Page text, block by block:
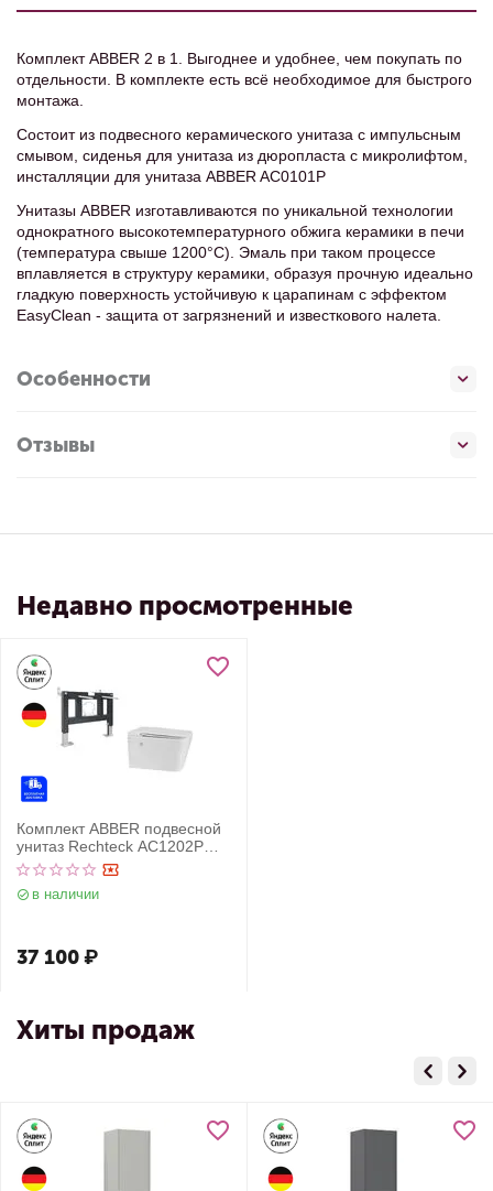
Комплект ABBER 2 в 1. Выгоднее и удобнее, чем покупать по
отдельности. В комплекте есть всё необходимое для быстрого
монтажа.
Состоит из подвесного керамического унитаза с импульсным
смывом, сиденья для унитаза из дюропласта с микролифтом,
инсталляции для унитаза ABBER AC0101P
Унитазы ABBER изготавливаются по уникальной технологии
однократного высокотемпературного обжига керамики в печи
(температура свыше 1200°С). Эмаль при таком процессе
вплавляется в структуру керамики, образуя прочную идеально
гладкую поверхность устойчивую к царапинам с эффектом
EasyClean - защита от загрязнений и известкового налета.
Особенности
Отзывы
Недавно просмотренные
Комплект ABBER подвесной
унитаз Rechteck AC1202P
белый с импульсным
смывом с инсталляцией
AC0101P
в наличии
37 100₽
Хиты продаж